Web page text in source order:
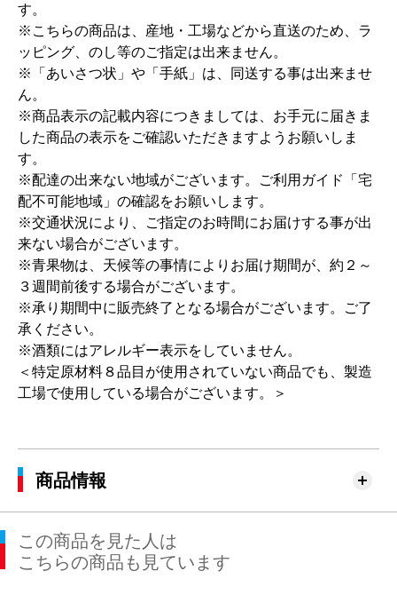
す。
※こちらの商品は、産地・工場などから直送のため、ラ
ッピング、のし等のご指定は出来ません。
※「あいさつ状」や「手紙」は、同送する事は出来ませ
ん。
※商品表示の記載内容につきましては、お手元に届きま
した商品の表示をご確認いただきますようお願いしま
す。
※配達の出来ない地域がございます。ご利用ガイド「宅
配不可能地域」の確認をお願いします。
※交通状況により、ご指定のお時間にお届けする事が出
来ない場合がございます。
※青果物は、天候等の事情によりお届け期間が、約２～
３週間前後する場合がございます。
※承り期間中に販売終了となる場合がございます。ご了
承ください。
※酒類にはアレルギー表示をしていません。
＜特定原材料８品目が使用されていない商品でも、製造
工場で使用している場合がございます。＞
商品情報
この商品を見た人は
こちらの商品も見ています